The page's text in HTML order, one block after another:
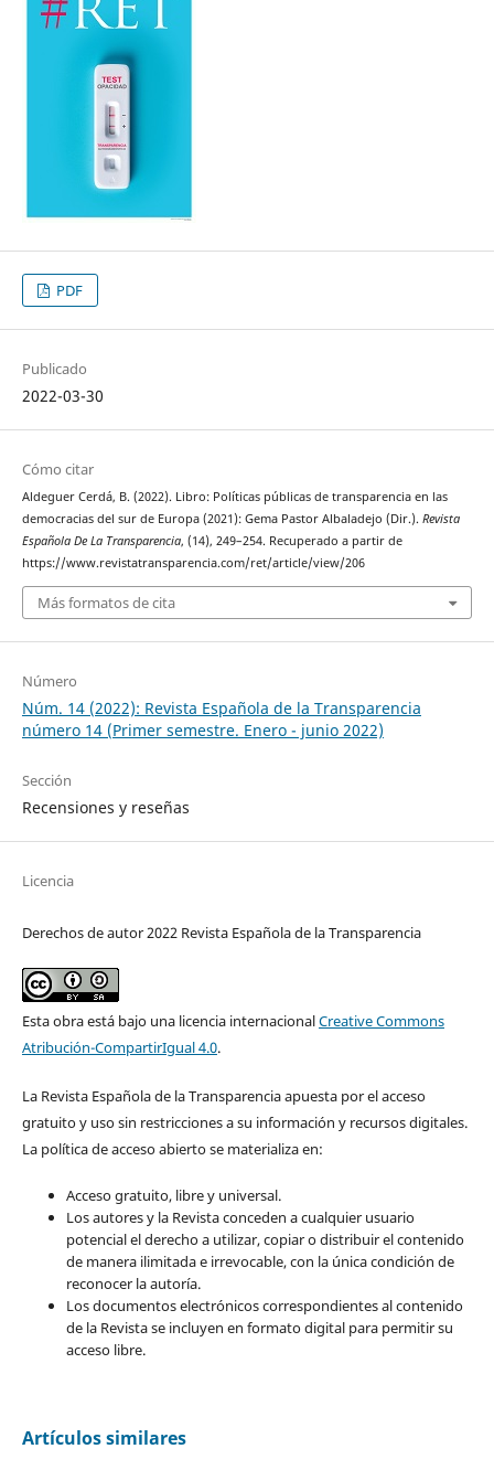
PDF
Publicado
2022-03-30
Cómo citar
Aldeguer Cerdá, B. (2022). Libro: Políticas públicas de transparencia en las
democracias del sur de Europa (2021): Gema Pastor Albaladejo (Dir.). Revista
Española De La Transparencia, (14), 249–254. Recuperado a partir de
https://www.revistatransparencia.com/ret/article/view/206
Más formatos de cita
Número
Núm. 14 (2022): Revista Española de la Transparencia
número 14 (Primer semestre. Enero - junio 2022)
Sección
Recensiones y reseñas
Licencia
Derechos de autor 2022 Revista Española de la Transparencia
Esta obra está bajo una licencia internacionalCreative Commons
Atribución-CompartirIgual 4.0.
La Revista Española de la Transparencia apuesta por el acceso
gratuito y uso sin restricciones a su información y recursos digitales.
La política de acceso abierto se materializa en:
Acceso gratuito, libre y universal.
Los autores y la Revista conceden a cualquier usuario
potencial el derecho a utilizar, copiar o distribuir el contenido
de manera ilimitada e irrevocable, con la única condición de
reconocer la autoría.
Los documentos electrónicos correspondientes al contenido
de la Revista se incluyen en formato digital para permitir su
acceso libre.
Artículos similares